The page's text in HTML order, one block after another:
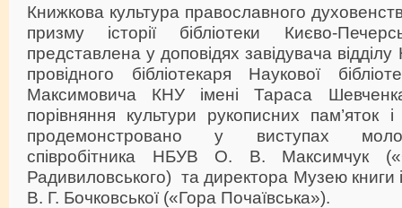
Книжкова культура православного
призму історії бібліотеки Києво-
представлена у доповідях завідувача
провідного бібліотекаря Наукової
Максимовича КНУ імені Тараса
порівняння культури рукописних пам’яток
продемонстровано у виступах
співробітника НБУВ О. В. Максимчук
Радивиловського) та директора Музею книги
В. Г. Бочковської («Гора Почаївська»).